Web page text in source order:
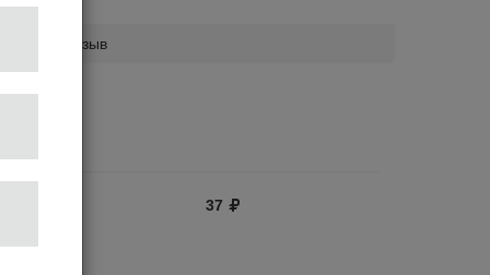
отзыв
37